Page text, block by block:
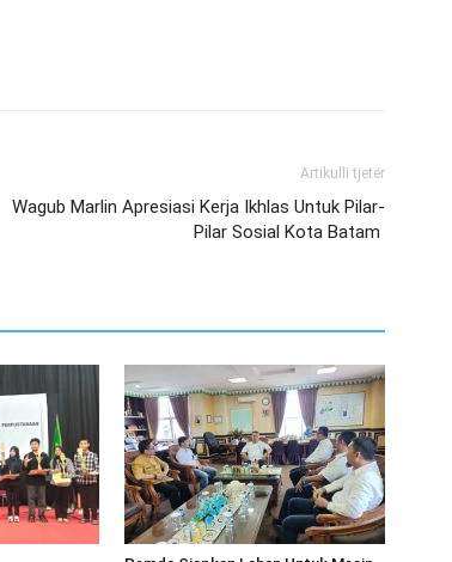
Artikulli tjetër
Wagub Marlin Apresiasi Kerja Ikhlas Untuk Pilar-
Pilar Sosial Kota Batam